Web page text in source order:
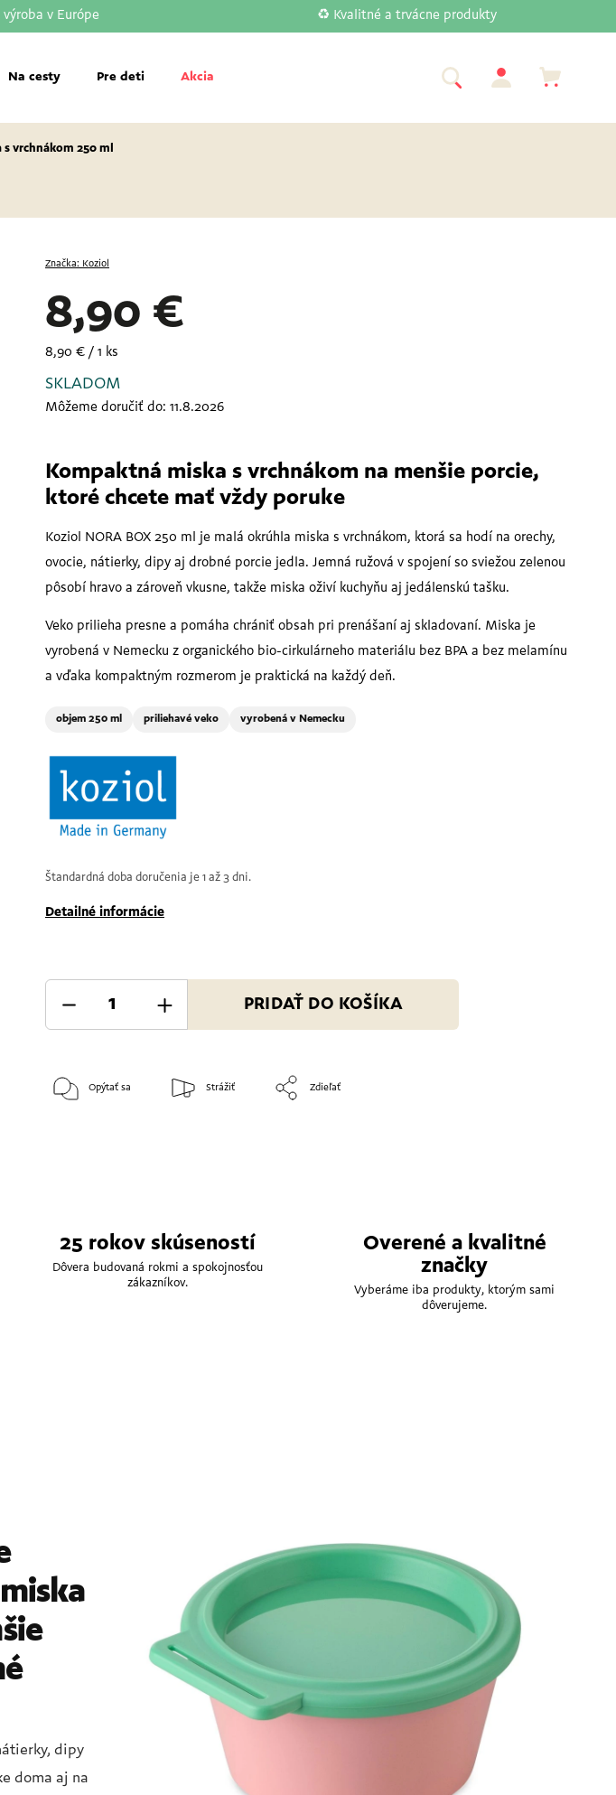
v Európe ♻️ Kvalitné a trvácne produkty
Na cesty Pre deti Akcia
vrchnákom 250 ml
Značka: Koziol
8,90 €
8,90 € / 1 ks
Kompaktná miska s vrchnákom na menšie porcie,
ktoré chcete mať vždy poruke
Koziol NORA BOX 250 ml je malá okrúhla miska s vrchnákom, ktorá sa hodí na orechy,
ovocie, nátierky, dipy aj drobné porcie jedla. Jemná ružová v spojení so sviežou zelenou
pôsobí hravo a zároveň vkusne, takže miska oživí kuchyňu aj jedálenskú tašku.
Veko prilieha presne a pomáha chrániť obsah pri prenášaní aj skladovaní. Miska je
vyrobená v Nemecku z organického bio-cirkulárneho materiálu bez BPA a bez melamínu
a vďaka kompaktným rozmerom je praktická na každý deň.
objem 250 ml priliehavé veko vyrobená v Nemecku
Štandardná doba doručenia je 1 až 3 dni.
Detailné informácie
SKLADOM
Môžeme doručiť do: 11.8.2026
PRIDAŤ DO KOŠÍKA
Opýtať sa Strážiť Zdieľať
25 rokov skúseností
Dôvera budovaná rokmi a spokojnosťou
zákazníkov.
Overené a kvalitné
značky
Vyberáme iba produkty, ktorým sami
dôverujeme.
dipy
doma aj na